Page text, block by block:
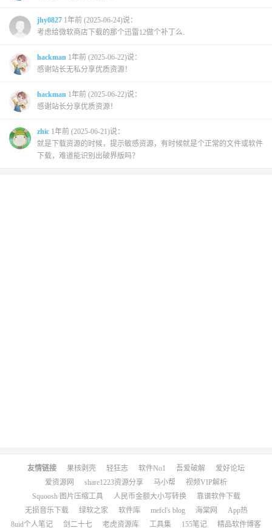
jhy0827 1年前 (2025-06-24)说：
考虑给微软商店下载的那个迅雷12做个补丁么.
hackman 1年前 (2025-06-22)说：
感谢站长无私分享优质资源！
hackman 1年前 (2025-06-22)说：
感谢站长分享优质资源！
zhic 1年前 (2025-06-21)说：
就是下载资源的时候，提示敏感资源，有时候就是个正常的文件或软件
下载，难道能识别出破界版吗？
友情链接 果核剥壳 轻狂志 软件No1 吾爱破解
爱好论坛
爱资源网
share1223资源分享 马小帮
视频VIP解析
Squoosh 图片压缩工具
人民币金额大小写转换
靠谱软件下载
无损音乐下载
绿软之家 软件库 mefcl's blog 海棠网
App热
8uid个人笔记
剑二十七 老虎资源库 工具集 155笔记 精品软件博客